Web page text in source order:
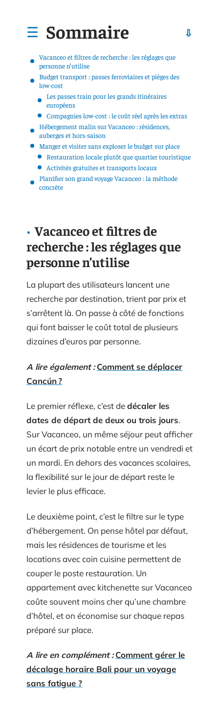
Sommaire
Vacanceo et filtres de recherche : les réglages que
personne n’utilise
Budget transport : passes ferroviaires et pièges des
low-cost
Les passes train pour les grands itinéraires
européens
Compagnies low-cost : le coût réel après les extras
Hébergement malin sur Vacanceo : résidences,
auberges et hors-saison
Manger et visiter sans exploser le budget sur place
Restauration locale plutôt que quartier touristique
Activités gratuites et transports locaux
Planifier son grand voyage Vacanceo : la méthode
concrète
Vacanceo et filtres de
recherche : les réglages que
personne n’utilise
La plupart des utilisateurs lancent une
recherche par destination, trient par prix et
s’arrêtent là. On passe à côté de fonctions
qui font baisser le coût total de plusieurs
dizaines d’euros par personne.
A lire également : Comment se déplacer
Cancún ?
Le premier réflexe, c’est dedécaler les
dates de départ de deux ou trois jours.
Sur Vacanceo, un même séjour peut afficher
un écart de prix notable entre un vendredi et
un mardi. En dehors des vacances scolaires,
la flexibilité sur le jour de départ reste le
levier le plus efficace.
Le deuxième point, c’est le filtre sur le type
d’hébergement. On pense hôtel par défaut,
mais les résidences de tourisme et les
locations avec coin cuisine permettent de
couper le poste restauration. Un
appartement avec kitchenette sur Vacanceo
coûte souvent moins cher qu’une chambre
d’hôtel, et on économise sur chaque repas
préparé sur place.
A lire en complément : Comment gérer le
décalage horaire Bali pour un voyage
sans fatigue ?